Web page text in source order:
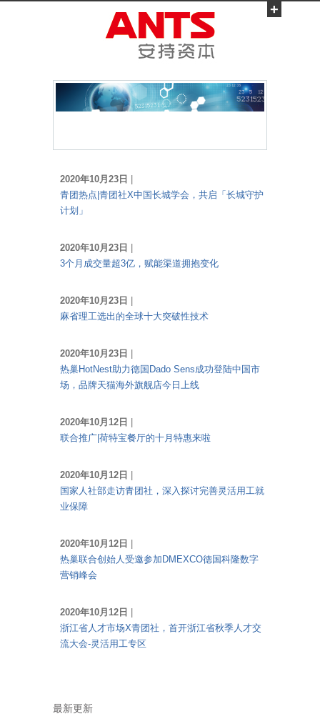
+
2020年10月23日
青团热点|青团社X中国长城学会，共启「长城守护
计划」
2020年10月23日
3个月成交量超3亿，赋能渠道拥抱变化
2020年10月23日
麻省理工选出的全球十大突破性技术
2020年10月23日
热巢HotNest助力德国Dado Sens成功登陆中国市
场，品牌天猫海外旗舰店今日上线
2020年10月12日
联合推广|荷特宝餐厅的十月特惠来啦
2020年10月12日
国家人社部走访青团社，深入探讨完善灵活用工就
业保障
2020年10月12日
热巢联合创始人受邀参加DMEXCO德国科隆数字
营销峰会
2020年10月12日
浙江省人才市场X青团社，首开浙江省秋季人才交
流大会-灵活用工专区
最新更新